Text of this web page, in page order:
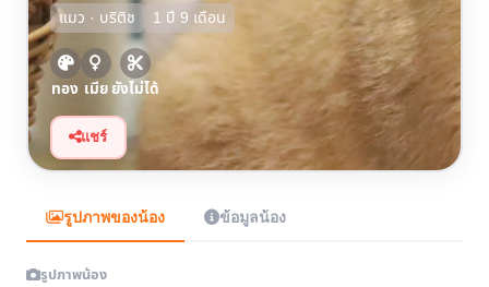
แมว · บริติช 1 ปี 9 เดือน
ทอง เมียยังไม่ได้
แชร์
รูปภาพของน้อง ข้อมูลน้อง
รูปภาพน้อง